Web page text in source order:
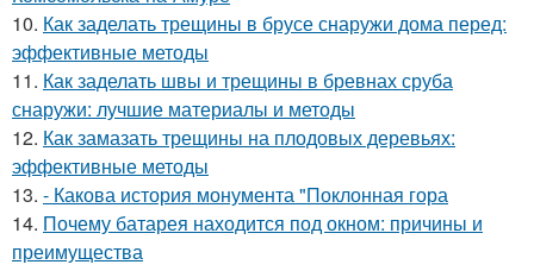
10. Как заделать трещины в брусе снаружи дома перед:
эффективные методы
11. Как заделать швы и трещины в бревнах сруба
снаружи: лучшие материалы и методы
12. Как замазать трещины на плодовых деревьях:
эффективные методы
13. - Какова история монумента "Поклонная гора
14. Почему батарея находится под окном: причины и
преимущества